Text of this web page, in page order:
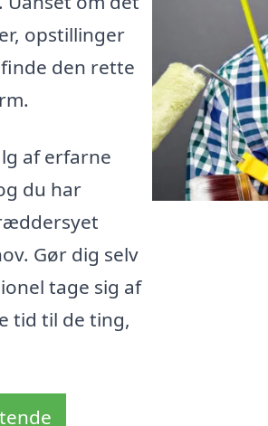
opstillinger
den rette
af erfarne
du har
Gør dig selv
tage sig af
tid til de ting,